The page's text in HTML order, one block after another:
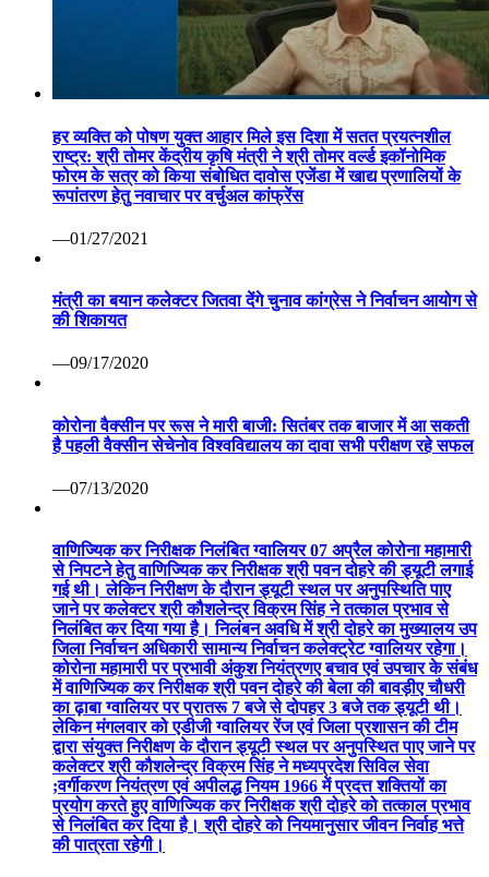
हर व्यक्ति को पोषण युक्त आहार मिले इस दिशा में सतत प्रयत्नशील
राष्ट्र: श्री तोमर केंद्रीय कृषि मंत्री ने श्री तोमर वर्ल्ड इकॉनोमिक
फोरम के सत्र को किया संबोधित दावोस एजेंडा में खाद्य प्रणालियों के
रूपांतरण हेतु नवाचार पर वर्चुअल कांफ्रेंस
—01/27/2021
मंत्री का बयान कलेक्टर जितवा देंगे चुनाव कांग्रेस ने निर्वाचन आयोग से
की शिकायत
—09/17/2020
कोरोना वैक्सीन पर रूस ने मारी बाजी: सितंबर तक बाजार में आ सकती
है पहली वैक्सीन सेचेनोव विश्वविद्यालय का दावा सभी परीक्षण रहे सफल
—07/13/2020
वाणिज्यिक कर निरीक्षक निलंबित ग्वालियर 07 अप्रैल कोरोना महामारी
से निपटने हेतु वाणिज्यिक कर निरीक्षक श्री पवन दोहरे की ड्यूटी लगाई
गई थी। लेकिन निरीक्षण के दौरान ड्यूटी स्थल पर अनुपस्थिति पाए
जाने पर कलेक्टर श्री कौशलेन्द्र विक्रम सिंह ने तत्काल प्रभाव से
निलंबित कर दिया गया है। निलंबन अवधि में श्री दोहरे का मुख्यालय उप
जिला निर्वाचन अधिकारी सामान्य निर्वाचन कलेक्ट्रेट ग्वालियर रहेगा।
कोरोना महामारी पर प्रभावी अंकुश नियंत्रणए बचाव एवं उपचार के संबंध
में वाणिज्यिक कर निरीक्षक श्री पवन दोहरे की बेला की बावड़ीए चौधरी
का ढ़ाबा ग्वालियर पर प्रातरू 7 बजे से दोपहर 3 बजे तक ड्यूटी थी।
लेकिन मंगलवार को एडीजी ग्वालियर रेंज एवं जिला प्रशासन की टीम
द्वारा संयुक्त निरीक्षण के दौरान ड्यूटी स्थल पर अनुपस्थित पाए जाने पर
कलेक्टर श्री कौशलेन्द्र विक्रम सिंह ने मध्यप्रदेश सिविल सेवा
;वर्गीकरण नियंत्रण एवं अपीलद्ध नियम 1966 में प्रदत्त शक्तियों का
प्रयोग करते हुए वाणिज्यिक कर निरीक्षक श्री दोहरे को तत्काल प्रभाव
से निलंबित कर दिया है। श्री दोहरे को नियमानुसार जीवन निर्वाह भत्ते
की पात्रता रहेगी।